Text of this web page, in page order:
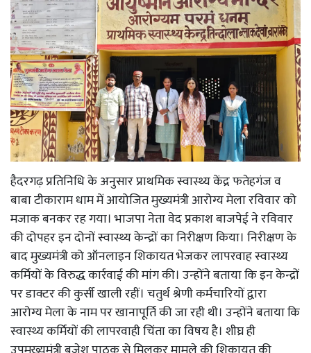
हैदरगढ़ प्रतिनिधि के अनुसार प्राथमिक स्वास्थ्य केंद्र फतेहगंज व
बाबा टीकाराम धाम में आयोजित मुख्यमंत्री आरोग्य मेला रविवार को
मजाक बनकर रह गया। भाजपा नेता वेद प्रकाश बाजपेई ने रविवार
की दोपहर इन दोनों स्वास्थ्य केन्द्रों का निरीक्षण किया। निरीक्षण के
बाद मुख्यमंत्री को ऑनलाइन शिकायत भेजकर लापरवाह स्वास्थ्य
कर्मियों के विरुद्ध कार्रवाई की मांग की। उन्होंने बताया कि इन केन्द्रों
पर डाक्टर की कुर्सी खाली रहीं। चतुर्थ श्रेणी कर्मचारियों द्वारा
आरोग्य मेला के नाम पर खानापूर्ति की जा रही थी। उन्होंने बताया कि
स्वास्थ्य कर्मियों की लापरवाही चिंता का विषय है। शीघ्र ही